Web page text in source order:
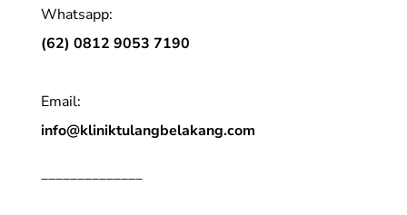
Whatsapp:
(62) 0812 9053 7190
Email:
info@kliniktulangbelakang.com
______________